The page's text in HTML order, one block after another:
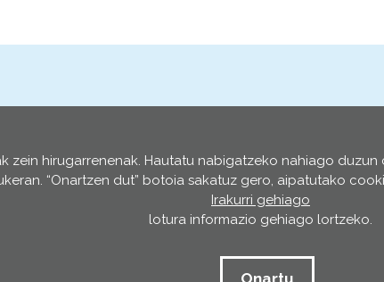
#EUSKADIBERRIA
hirugarrenenak. Hautatu nabigatzeko nahiago
“Onartzen dut” botoia sakatuz gero, aipatutako
Irakurri gehiago
lotura informazio gehiago lortzeko.
Onartu